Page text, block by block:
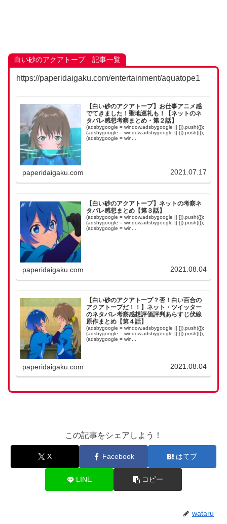
白い砂のアクアトープ 記事一覧
https://paperidaigaku.com/entertainment/aquatope1
【白い砂のアクアトープ】お仕事アニメ感
でてきました！聖地巡礼も！【ネットのネ
タバレ感想考察まとめ・第２話】
(adsbygoogle = window.adsbygoogle || []).push({});
(adsbygoogle = window.adsbygoogle || []).push({});
(adsbygoogle = win...
paperidaigaku.com 2021.07.17
【白い砂のアクアトープ】ネットの考察ネ
タバレ感想まとめ【第３話】
(adsbygoogle = window.adsbygoogle || []).push({});
(adsbygoogle = window.adsbygoogle || []).push({});
(adsbygoogle = win...
paperidaigaku.com 2021.08.04
【白い砂のアクアトープ？否！白い百合の
アクアトープだ！！】ネット・ツイッター
のネタバレ考察感想評価評判あらすじ伏線
原作まとめ【第４話】
(adsbygoogle = window.adsbygoogle || []).push({});
(adsbygoogle = window.adsbygoogle || []).push({});
(adsbygoogle = win...
paperidaigaku.com 2021.08.04
この記事をシェアしよう！
X Facebook はてブ
LINE コピー
wataru